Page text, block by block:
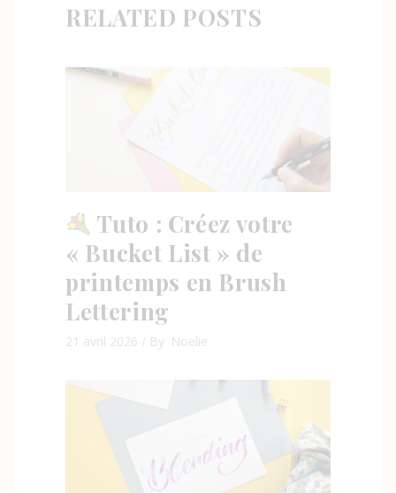
RELATED POSTS
Tuto : Créez votre
« Bucket List » de
printemps en Brush
Lettering
21 avril 2026 By Noelie